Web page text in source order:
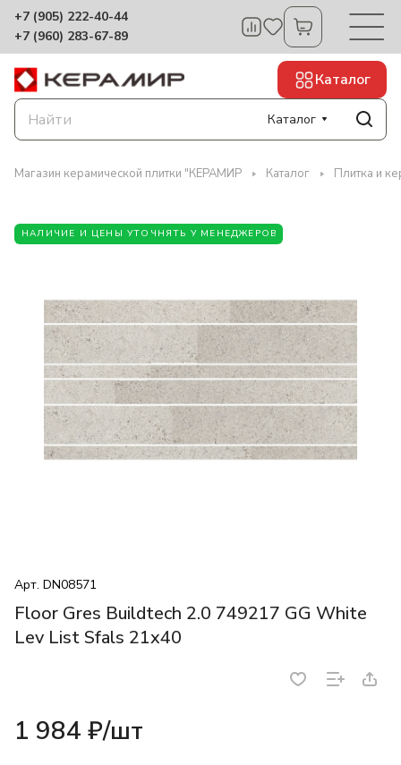
+7 (905) 222-40-44
+7 (960) 283-67-89
Каталог
Каталог
Магазин керамической плитки "КЕРАМИР Каталог Плитка и
НАЛИЧИЕ И ЦЕНЫ УТОЧНЯТЬ У МЕНЕДЖЕРОВ
Арт. DN08571
Floor Gres Buildtech 2.0 749217 GG White
Lev List Sfals 21x40
1 984 ₽/шт